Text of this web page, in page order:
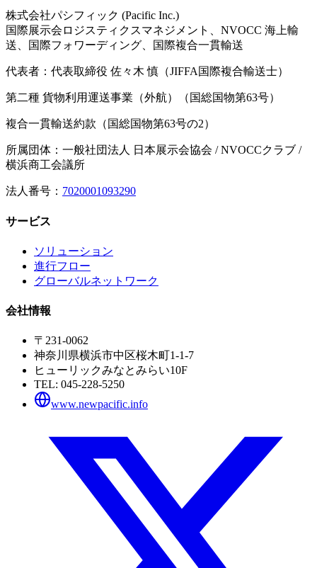
株式会社パシフィック (Pacific Inc.)
国際展示会ロジスティクスマネジメント、NVOCC 海上輸
送、国際フォワーディング、国際複合一貫輸送
代表者：代表取締役 佐々木 慎（JIFFA国際複合輸送士）
第二種 貨物利用運送事業（外航）（国総国物第63号）
複合一貫輸送約款（国総国物第63号の2）
所属団体：一般社団法人 日本展示会協会 / NVOCCクラブ /
横浜商工会議所
法人番号： 7020001093290
サービス
ソリューション
進行フロー
グローバルネットワーク
会社情報
〒231-0062
神奈川県横浜市中区桜木町1-1-7
ヒューリックみなとみらい10F
TEL: 045-228-5250
www.newpacific.info